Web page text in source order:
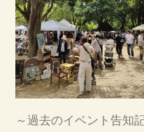
～過去のイベント告知